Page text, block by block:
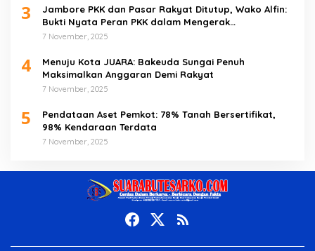
3
Jambore PKK dan Pasar Rakyat Ditutup, Wako Alfin:
Bukti Nyata Peran PKK dalam Mengerak
Perekonomian Masyarakat
7 November, 2025
4
Menuju Kota JUARA: Bakeuda Sungai Penuh
Maksimalkan Anggaran Demi Rakyat
7 November, 2025
5
Pendataan Aset Pemkot: 78% Tanah Bersertifikat,
98% Kendaraan Terdata
7 November, 2025